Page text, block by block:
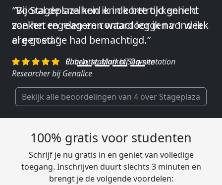
″Vooral de snelheid en de betrokkenheid
van het regelen en contact leggen vond ik
erg goed.″
Charlotte, Market Segmentation
Researcher bij Genalice
Bekijk alle beoordelingen van 4 over Stageplaza
100% gratis voor studenten
Schrijf je nu gratis in en geniet van volledige
toegang. Inschrijven duurt slechts 3 minuten en
brengt je de volgende voordelen: